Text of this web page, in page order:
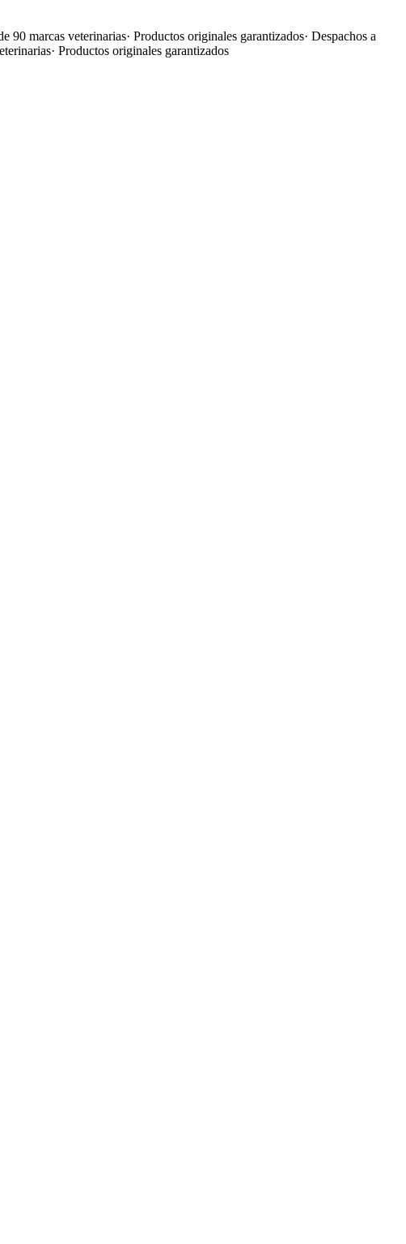
90 marcas veterinarias· Productos originales garantizados· Despachos a
· Productos originales garantizados